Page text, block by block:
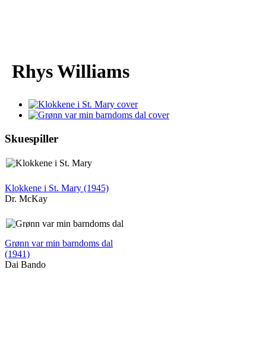
Rhys Williams
Skuespiller
Klokkene i St. Mary (1945)
Dr. McKay
Grønn var min barndoms dal
(1941)
Dai Bando